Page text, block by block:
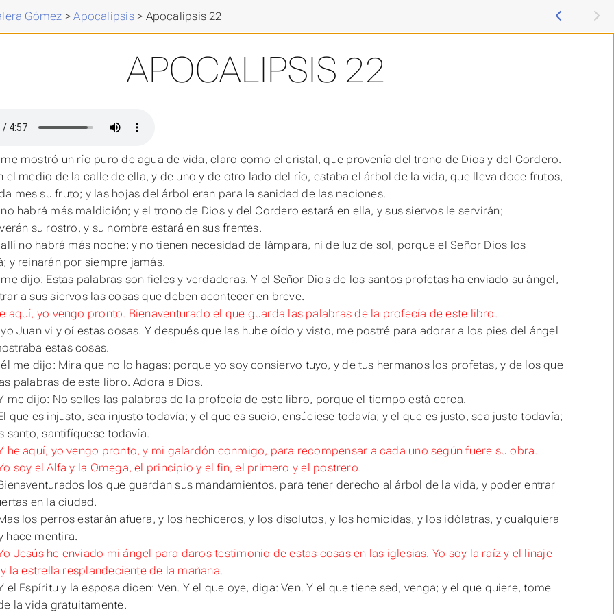
Gómez >Apocalipsis> Apocalipsis 22
APOCALIPSIS 22
me mostró un río puro de agua de vida, claro como el cristal, que provenía del trono de Dios y del Cordero.
el medio de la calle de ella, y de uno y de otro lado del río, estaba el árbol de la vida, que lleva doce frutos,
mes su fruto; y las hojas del árbol eran para la sanidad de las naciones.
no habrá más maldición; y el trono de Dios y del Cordero estará en ella, y sus siervos le servirán;
su rostro, y su nombre estará en sus frentes.
allí no habrá más noche; y no tienen necesidad de lámpara, ni de luz de sol, porque el Señor Dios los
y reinarán por siempre jamás.
dijo: Estas palabras son fieles y verdaderas. Y el Señor Dios de los santos profetas ha enviado su ángel,
a sus siervos las cosas que deben acontecer en breve.
aquí, yo vengo pronto. Bienaventurado el que guarda las palabras de la profecía de este libro.
Juan vi y oí estas cosas. Y después que lashube oído y visto, me postré para adorar a los pies del ángel
estas cosas.
me dijo: Mira que no lo hagas; porque yo soy consiervo tuyo, y de tus hermanos los profetas, y de los que
palabras de este libro. Adora a Dios.
me dijo: No selles las palabras de la profecía de este libro, porque el tiempo está cerca.
que es injusto, sea injusto todavía; y el que es sucio, ensúciese todavía; y el que es justo, sea justo todavía;
santo, santifíquese todavía.
he aquí, yo vengo pronto, y mi galardón conmigo, para recompensar a cada uno según fuere su obra.
soy el Alfa y la Omega, el principio y el fin, el primero y el postrero.
los que guardan sus mandamientos, para tener derecho al árbol de la vida, y poder entrar
en la ciudad.
los perros estarán afuera, y los hechiceros, y los disolutos, y los homicidas, y los idólatras, y cualquiera
hace mentira.
Jesús he enviado mi ángel para daros testimonio de estas cosas en las iglesias. Yo soy la raíz y el linaje
la estrella resplandeciente de la mañana.
el Espíritu y la esposa dicen: Ven. Y el que oye, diga: Ven. Y el que tiene sed, venga; y el que quiere, tome
la vida gratuitamente.